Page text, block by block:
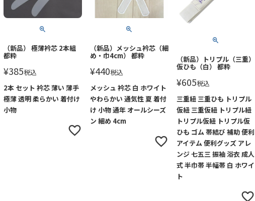
（新品） 極薄衿芯 2本組
都粋
¥385税込
2本 セット 衿芯 薄い 薄手
極薄 透明 柔らかい 着付け
小物
（新品）メッシュ衿芯（細
め・巾4cm） 都粋
¥440税込
メッシュ 衿芯 白 ホワイト
やわらかい 通気性 夏 着付
け 小物 通年 オールシーズ
ン 細め 4cm
（新品）トリプル（三重）
仮ひも（白） 都粋
¥605税込
三重紐 三重ひも トリプル
仮紐 三重仮紐 トリプル紐
トリプル仮紐 トリプル仮
ひも ゴム 帯結び 補助 便利
アイテム 便利グッズ アレ
ンジ 七五三 振袖 浴衣 成人
式 半巾帯 半幅帯 白 ホワイ
ト